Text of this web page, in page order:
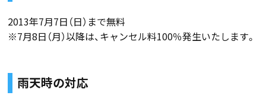
2013年7月7日（日）まで無料
※7月8日（月）以降は、キャンセル料100％発生いたします。
雨天時の対応